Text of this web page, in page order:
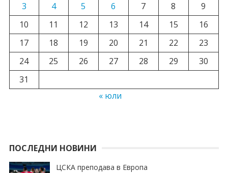
3
4 5 6 7 8
9
10
11 12 13 14 15
16
17
18 19 20 21 22
23
24
25 26 27 28 29
30
31
« юли
ПОСЛЕДНИ НОВИНИ
ЦСКА преподава в Европа